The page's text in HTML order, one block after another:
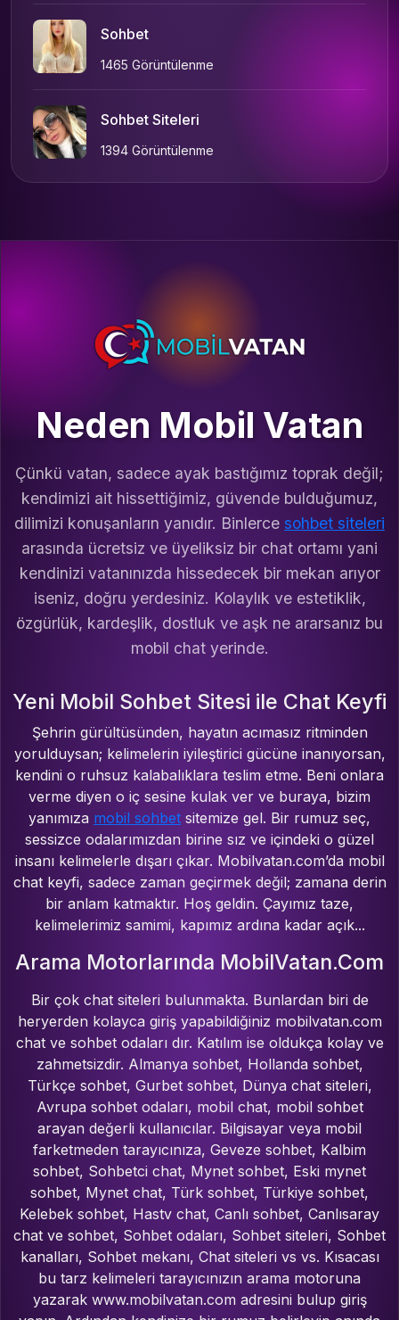
Sohbet
1465 Görüntülenme
Sohbet Siteleri
1394 Görüntülenme
Neden Mobil Vatan
Çünkü vatan, sadece ayak bastığımız toprak değil;
kendimizi ait hissettiğimiz, güvende bulduğumuz,
dilimizi konuşanların yanıdır. Binlerce sohbet siteleri
arasında ücretsiz ve üyeliksiz bir chat ortamı yani
kendinizi vatanınızda hissedecek bir mekan arıyor
iseniz, doğru yerdesiniz. Kolaylık ve estetiklik,
özgürlük, kardeşlik, dostluk ve aşk ne ararsanız bu
mobil chat yerinde.
Yeni Mobil Sohbet Sitesi ile Chat Keyfi
Şehrin gürültüsünden, hayatın acımasız ritminden
yorulduysan; kelimelerin iyileştirici gücüne inanıyorsan,
kendini o ruhsuz kalabalıklara teslim etme. Beni onlara
verme diyen o iç sesine kulak ver ve buraya, bizim
yanımıza mobil sohbet sitemize gel. Bir rumuz seç,
sessizce odalarımızdan birine sız ve içindeki o güzel
insanı kelimelerle dışarı çıkar. Mobilvatan.com’da mobil
chat keyfi, sadece zaman geçirmek değil; zamana derin
bir anlam katmaktır. Hoş geldin. Çayımız taze,
kelimelerimiz samimi, kapımız ardına kadar açık...
Arama Motorlarında MobilVatan.Com
Bir çok chat siteleri bulunmakta. Bunlardan biri de
heryerden kolayca giriş yapabildiğiniz mobilvatan.com
chat ve sohbet odaları dır. Katılım ise oldukça kolay ve
zahmetsizdir. Almanya sohbet, Hollanda sohbet,
Türkçe sohbet, Gurbet sohbet, Dünya chat siteleri,
Avrupa sohbet odaları, mobil chat, mobil sohbet
arayan değerli kullanıcılar. Bilgisayar veya mobil
farketmeden tarayıcınıza, Geveze sohbet, Kalbim
sohbet, Sohbetci chat, Mynet sohbet, Eski mynet
sohbet, Mynet chat, Türk sohbet, Türkiye sohbet,
Kelebek sohbet, Hastv chat, Canlı sohbet, Canlısaray
chat ve sohbet, Sohbet odaları, Sohbet siteleri, Sohbet
kanalları, Sohbet mekanı, Chat siteleri vs vs. Kısacası
bu tarz kelimeleri tarayıcınızın arama motoruna
yazarak www.mobilvatan.com adresini bulup giriş